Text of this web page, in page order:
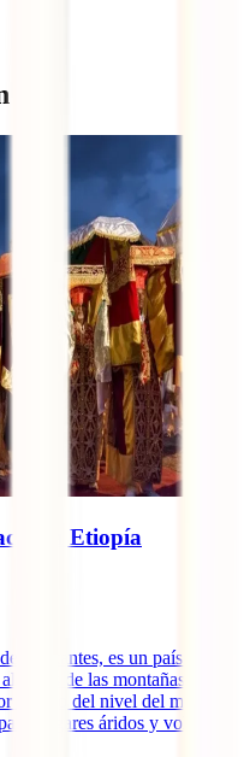
en Etiopía
habitantes, es un país con
de las montañas más
debajo del nivel del mar,
lugares áridos y volcanes